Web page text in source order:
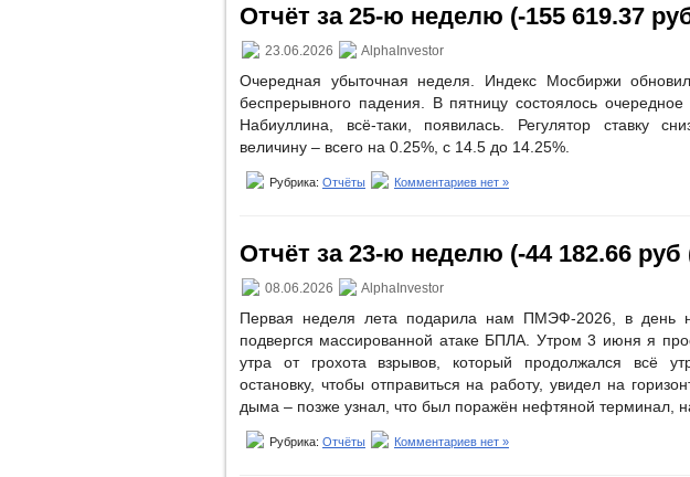
Отчёт за 25-ю неделю (-155 619.37
23.06.2026 AlphaInvestor
Очередная убыточная неделя. Индекс Мосбиржи
беспрерывного падения. В пятницу состоялось
Набиуллина, всё-таки, появилась. Регулятор ставку
величину – всего на 0.25%, с 14.5 до 14.25%.
Рубрика: Отчёты Комментариев нет »
Отчёт за 23-ю неделю (-44 182.66 руб
08.06.2026 AlphaInvestor
Первая неделя лета подарила нам ПМЭФ-2026, в день
подвергся массированной атаке БПЛА. Утром 3 июня я
утра от грохота взрывов, который продолжался всё
остановку, чтобы отправиться на работу, увидел на
дыма – позже узнал, что был поражён нефтяной терминал,
Рубрика: Отчёты Комментариев нет »